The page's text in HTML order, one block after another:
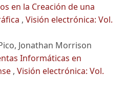
en la Creación de una
, Visión electrónica: Vol.
Jonathan Morrison
Informáticas en
, Visión electrónica: Vol.